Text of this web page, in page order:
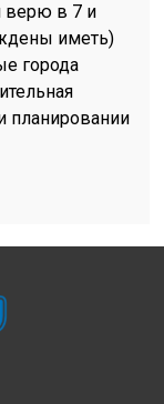
верю в 7 и
иметь)
города
планировании